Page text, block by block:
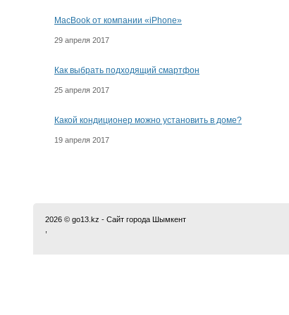
MacBook от компании «iPhone»
29 апреля 2017
Как выбрать подходящий смартфон
25 апреля 2017
Какой кондиционер можно установить в доме?
19 апреля 2017
2026 © go13.kz - Сайт города Шымкент